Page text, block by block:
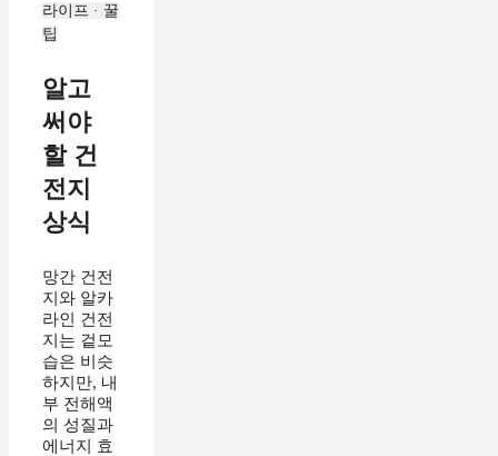
라이프 · 꿀
팁
알고
써야
할 건
전지
상식
망간 건전
지와 알카
라인 건전
지는 겉모
습은 비슷
하지만, 내
부 전해액
의 성질과
에너지 효